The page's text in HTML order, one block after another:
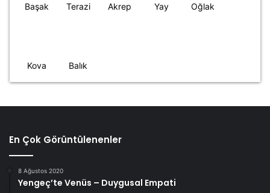
Başak Terazi Akrep Yay Oğlak
Kova Balık
En Çok Görüntülenenler
8 Ağustos 2020
Yengeç’te Venüs – Duygusal Empati